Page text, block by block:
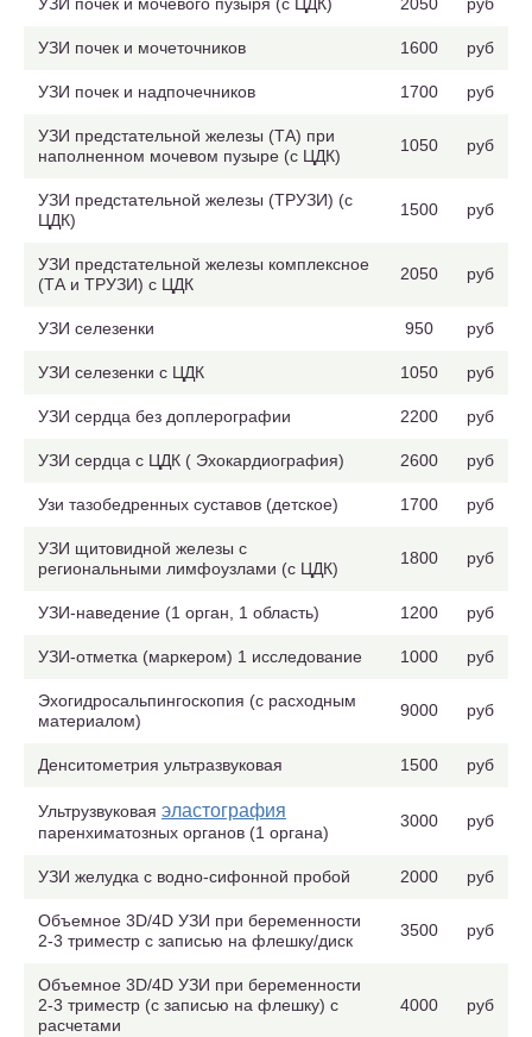
УЗИ почек и мочеточников 1600 руб
УЗИ почек и надпочечников 1700 руб
УЗИ предстательной железы (ТА) при
наполненном мочевом пузыре (с ЦДК)
1050 руб
УЗИ предстательной железы (ТРУЗИ) (с
ЦДК)
1500 руб
УЗИ предстательной железы комплексное
(ТА и ТРУЗИ) с ЦДК
2050 руб
УЗИ селезенки 950 руб
УЗИ селезенки с ЦДК 1050 руб
УЗИ сердца без доплерографии 2200 руб
УЗИ сердца с ЦДК ( Эхокардиография) 2600 руб
Узи тазобедренных суставов (детское) 1700 руб
УЗИ щитовидной железы с
региональными лимфоузлами (с ЦДК)
1800 руб
УЗИ-наведение (1 орган, 1 область) 1200 руб
УЗИ-отметка (маркером) 1 исследование 1000 руб
Эхогидросальпингоскопия (с расходным
материалом)
9000 руб
Денситометрия ультразвуковая 1500 руб
Ультрузвуковая эластография
паренхиматозных органов (1 органа)
3000 руб
УЗИ желудка с водно-сифонной пробой 2000 руб
Объемное 3D/4D УЗИ при беременности
2-3 триместр с записью на флешку/диск
3500 руб
Объемное 3D/4D УЗИ при беременности
2-3 триместр (с записью на флешку) с
расчетами
4000 руб